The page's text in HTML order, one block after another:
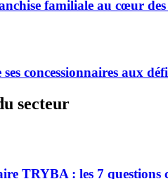
familiale au cœur des
concessionnaires aux
secteur
TRYBA : les 7 questions